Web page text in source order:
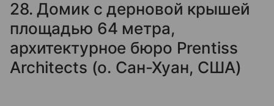
28. Домик с дерновой крышей
площадью 64 метра,
архитектурное бюро Prentiss
Architects (о. Сан-Хуан, США)